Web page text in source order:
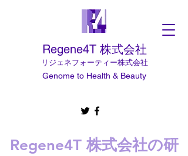
Regene4T 株式会社
​リジェネフォーティー株式会社
Genome to Health & Beauty
Regene4T 株式会社の研